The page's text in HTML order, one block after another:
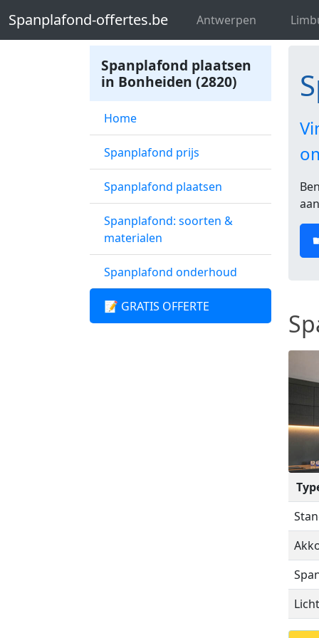
Spanplafond-offertes.be Antwerpen
Spanplafond-offertes.be
Spanplafond plaatsen
in Bonheiden (2820)
Home
Spanplafond prijs
Spanplafond plaatsen
Spanplafond: soorten &
materialen
Spanplafond onderhoud
📝 GRATIS OFFERTE